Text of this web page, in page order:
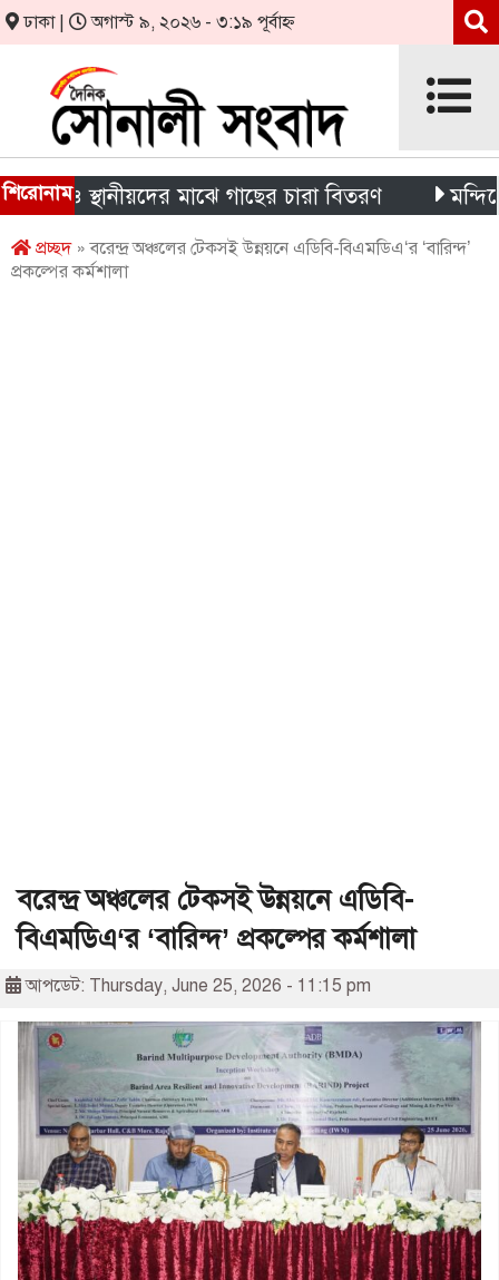
ঢাকা | অগাস্ট ৯, ২০২৬ - ৩:১৯ পূর্বাহ্ন
শিরোনাম
ও স্থানীয়দের মাঝে গাছের চারা বিতরণ মন্দিরের
প্রচ্ছদ» বরেন্দ্র অঞ্চলের টেকসই উন্নয়নে এডিবি-বিএমডিএ‘র ‘বারিন্দ’
প্রকল্পের কর্মশালা
বরেন্দ্র অঞ্চলের টেকসই উন্নয়নে এডিবি-
বিএমডিএ‘র ‘বারিন্দ’ প্রকল্পের কর্মশালা
আপডেট: Thursday, June 25, 2026 - 11:15 pm